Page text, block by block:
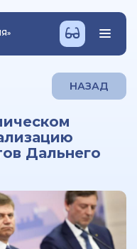
»
НАЗАД
Дальнего